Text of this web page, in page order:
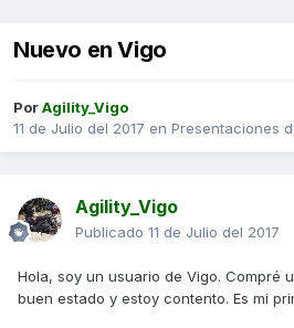
Nuevo en Vigo
PorAgility_Vigo
11 de Julio del 2017 en Presentaciones
Agility_Vigo
Publicado 11 de Julio del 2017
Hola, soy un usuario de Vigo. Compré
buen estado y estoy contento. Es mi